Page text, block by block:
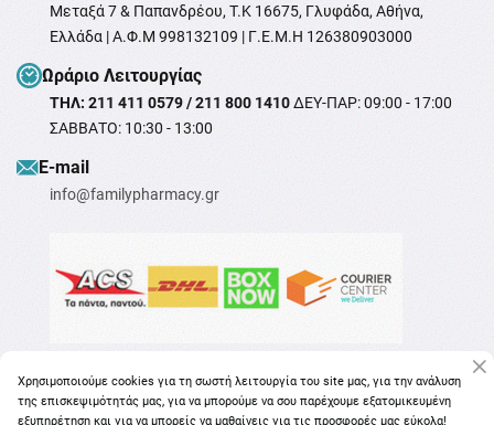
Μεταξά 7 & Παπανδρέου, T.K 16675, Γλυφάδα, Αθήνα,
Ελλάδα | Α.Φ.Μ 998132109 | Γ.Ε.Μ.Η 126380903000
Ωράριο Λειτουργίας
ΤΗΛ: 211 411 0579 / 211 800 1410ΔΕΥ-ΠΑΡ: 09:00 - 17:00
ΣΑΒΒΑΤΟ: 10:30 - 13:00
Ε-mail
info@familypharmacy.gr
Χρησιμοποιούμε cookies για τη σωστή λειτουργία του site μας, για την ανάλυση
της επισκεψιμότητάς μας, για να μπορούμε να σου παρέχουμε εξατομικευμένη
εξυπηρέτηση και για να μπορείς να μαθαίνεις για τις προσφορές μας εύκολα!